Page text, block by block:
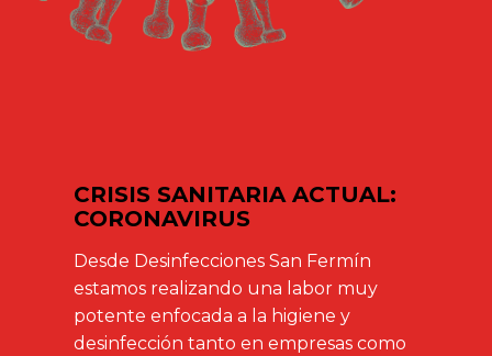
CRISIS SANITARIA ACTUAL:
CORONAVIRUS
Desde Desinfecciones San Fermín
estamos realizando una labor muy
potente enfocada a la higiene y
desinfección tanto en empresas como